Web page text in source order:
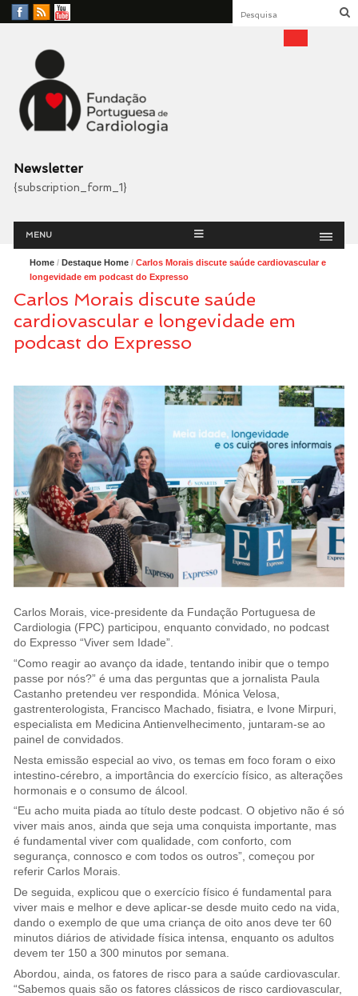
Facebook
RSS
YouTube
Fundação Portuguesa
Cardiologia
Newsletter
{subscription_form_1}
Menu
MENU
Home/ Destaque Home/ Carlos Morais discute saúde cardiovascular e
longevidade em podcast do Expresso
Carlos Morais discute saúde
cardiovascular e longevidade em
podcast do Expresso
Carlos Morais, vice-presidente da Fundação Portuguesa de
Cardiologia (FPC) participou, enquanto convidado, no podcast
do Expresso “Viver sem Idade”.
“Como reagir ao avanço da idade, tentando inibir que o tempo
passe por nós?” é uma das perguntas que a jornalista Paula
Castanho pretendeu ver respondida. Mónica Velosa,
gastrenterologista, Francisco Machado, fisiatra, e Ivone Mirpuri,
especialista em Medicina Antienvelhecimento, juntaram-se ao
painel de convidados.
Nesta emissão especial ao vivo, os temas em foco foram o eixo
intestino-cérebro, a importância do exercício físico, as alterações
hormonais e o consumo de álcool.
“Eu acho muita piada ao título deste podcast. O objetivo não é só
viver mais anos, ainda que seja uma conquista importante, mas
é fundamental viver com qualidade, com conforto, com
segurança, connosco e com todos os outros”, começou por
referir Carlos Morais.
De seguida, explicou que o exercício físico é fundamental para
viver mais e melhor e deve aplicar-se desde muito cedo na vida,
dando o exemplo de que uma criança de oito anos deve ter 60
minutos diários de atividade física intensa, enquanto os adultos
devem ter 150 a 300 minutos por semana.
Abordou, ainda, os fatores de risco para a saúde cardiovascular.
“Sabemos quais são os fatores clássicos de risco cardiovascular,